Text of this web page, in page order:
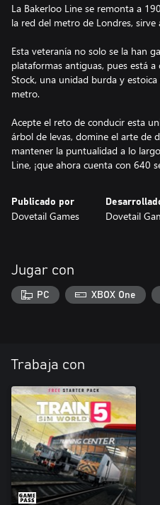
La Bakerloo Line se remonta a
la red del metro de Londres,
Esta veteranía no solo se la han
plataformas antiguas, pues está
Stock, una unidad burda y
metro.
Acepte el reto de conducir esta
árbol de levas, domine el arte de
mantener la puntualidad a lo
Line, ¡que ahora cuenta con 640
Publicado por
Dovetail Games Dovetail
Jugar con
PC XBOX One
Trabaja con